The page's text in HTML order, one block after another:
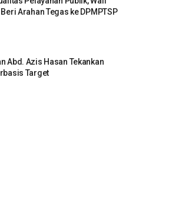
Arahan Tegas ke DPMPTSP
Abd. Azis Hasan Tekankan
Target